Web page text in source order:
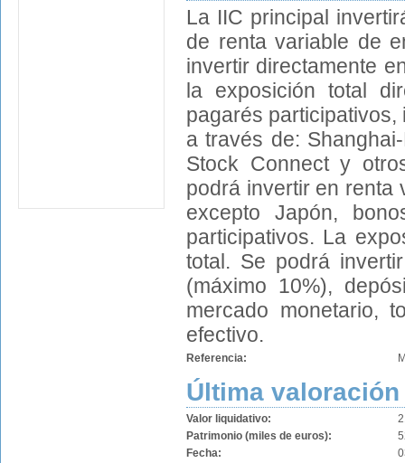
La IIC principal
de renta variable de
invertir directamente
la exposición total
pagarés participativos,
a través de:
Stock Connect y
podrá invertir en renta
excepto Japón,
participativos. La
total. Se podrá
(máximo 10%),
mercado monetario,
efectivo.
Referencia:
Última valoración
Valor liquidativo:
Patrimonio (miles de euros):
Fecha: